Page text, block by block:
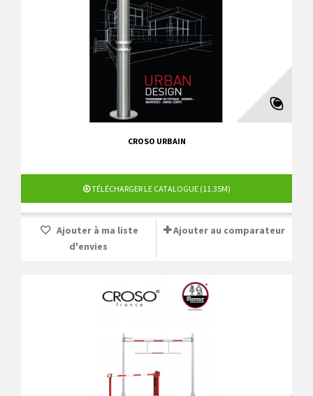
CROSO URBAIN
TÉLÉCHARGER LE CATALOGUE (11.35M)
Ajouter à ma liste
d'envies
Ajouter au comparateur